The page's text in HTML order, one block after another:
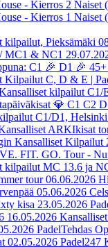
- Kierros 2 Naiset
- Kierros 1 Naiset
kilpailut, Pieksämäki
MC1 & NC1
C1 🎉 D1 🎉
Kilpailut C, D & E |
kilpailut C1/
💎 C1 C2
C1/D1, Helsinki
ARKIkisat
Kansalliset Kilpailut
FIT. GO. Tour -
kilpailut MC 13.6 ja
tour06.06.2026
05.06.2026
kisa 23.05.2026
16.05.2026
PadelTehdas
02.05.2026 Padel247